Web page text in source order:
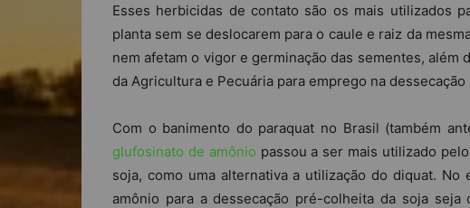
Esses herbicidas de contato são os mais utilizados
planta sem se deslocarem para o caule e raiz da
nem afetam o vigor e germinação das sementes,
da Agricultura e Pecuária para emprego na
Com o banimento do paraquat no Brasil (também
glufosinato de amônio passou a ser mais utilizado
soja, como uma alternativa a utilização do diquat.
amônio para a dessecação pré-colheita da soja